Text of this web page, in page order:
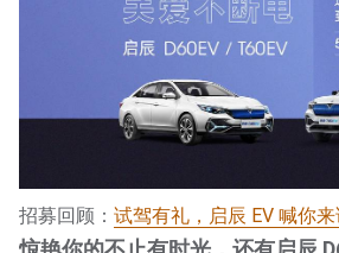
招募回顾： 试驾有礼，启辰 EV 喊你